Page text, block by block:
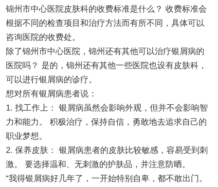
锦州市中心医院皮肤科的收费标准是什么？ 收费标准会
根据不同的检查项目和治疗方法而有所不同，具体可以
咨询医院的收费处。
除了锦州市中心医院，锦州还有其他可以治疗银屑病的
医院吗？ 是的，锦州还有其他一些医院也设有皮肤科，
可以进行银屑病的诊疗。
想对所有银屑病患者说：
1. 找工作上： 银屑病虽然会影响外观，但并不会影响智
力和能力。 积极治疗，保持自信，勇敢地去追求自己的
职业梦想。
2. 保养皮肤： 银屑病患者的皮肤比较敏感，容易受到刺
激。 要选择温和、无刺激的护肤品，并注意防晒。
“我得银屑病好几年了，一开始特别自卑，都不敢出门。